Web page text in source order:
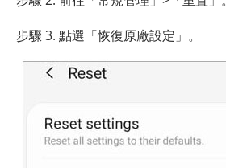
步驟 3. 點選「恢復原廠設定」。